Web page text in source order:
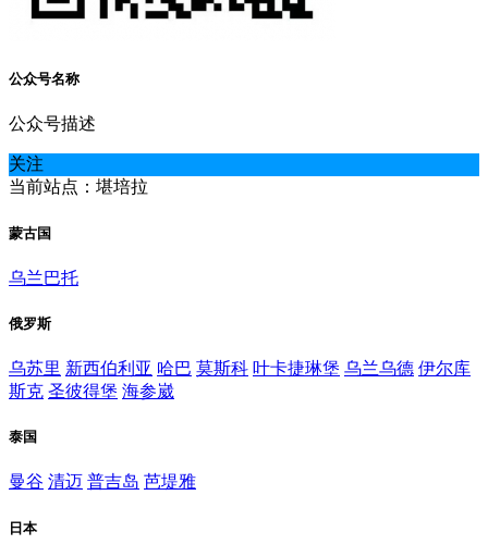
公众号名称
公众号描述
关注
当前站点：堪培拉
蒙古国
乌兰巴托
俄罗斯
乌苏里 新西伯利亚 哈巴 莫斯科 叶卡捷琳堡 乌兰乌德 伊尔库
斯克 圣彼得堡 海参崴
泰国
曼谷 清迈 普吉岛 芭堤雅
日本